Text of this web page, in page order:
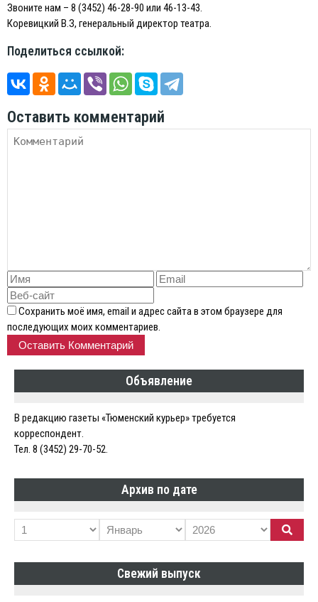
Звоните нам – 8 (3452) 46-28-90 или 46-13-43.
Коревицкий В.З, генеральный директор театра.
Поделиться ссылкой:
Оставить комментарий
Сохранить моё имя, email и адрес сайта в этом браузере для
последующих моих комментариев.
Объявление
В редакцию газеты «Тюменский курьер» требуется
корреспондент.
Тел. 8 (3452) 29-70-52.
Архив по дате
Свежий выпуск